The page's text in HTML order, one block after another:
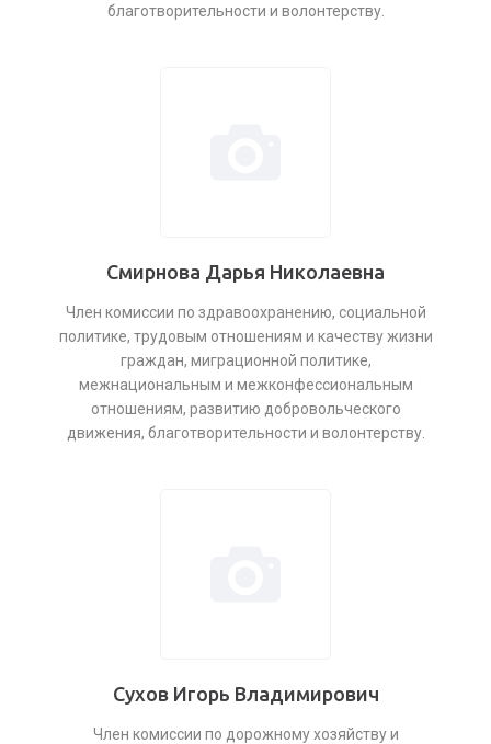
благотворительности и волонтерству.
Смирнова Дарья Николаевна
Член комиссии по здравоохранению, социальной
политике, трудовым отношениям и качеству жизни
граждан, миграционной политике,
межнациональным и межконфессиональным
отношениям, развитию добровольческого
движения, благотворительности и волонтерству.
Сухов Игорь Владимирович
Член комиссии по дорожному хозяйству и